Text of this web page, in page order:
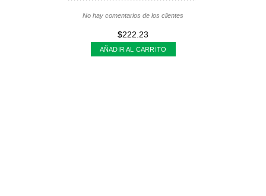
No hay comentarios de los clientes
$222.23
AÑADIR AL CARRITO